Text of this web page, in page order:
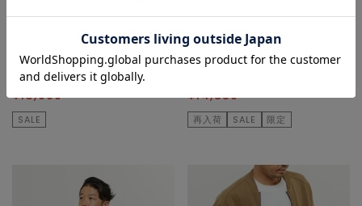
MEN'S MELROSE
ブルゾン
¥18,700 30% OFF
¥13,090
SALE
MEN'S MELROSE
ブルゾン
¥14,850
再入荷 SALE 限定